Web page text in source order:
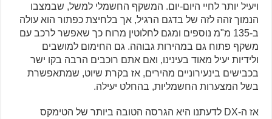
ויעיל יותר לחיי היום-יום. המשקף החשמלי למשל, שבמצבו
הנמוך זהה לזה של בדגם הרגיל, אך בלחיצת כפתור הוא עולה
ב-135 מ"מ נוספים ומגם לחלוטין מרוח כך שאפשר לרכב עם
משקף פתוח גם במהירות גבוהה. גם החימום למושבים
ולידיות יעיל מאוד בעינינו, ואם אתם רוכבים הרבה בקו ישר
בכבישים בינעירוניים מהירים, אז בקרת שיוט, שמתאפשרת
בשל המצערות החשמליות, בהחלט יעילה.
אז ה-DX לדעתנו היא הגרסה הטובה ביותר של הטימקס